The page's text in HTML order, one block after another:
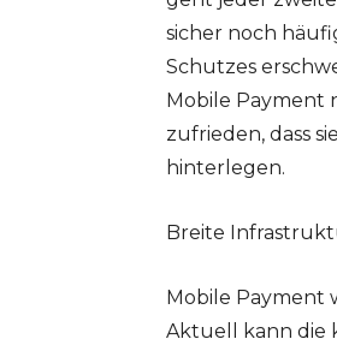
sicher noch
Schutzes
Mobile Payment
zufrieden, dass
hinterlegen.
Breite
Mobile Payment
Aktuell kann die